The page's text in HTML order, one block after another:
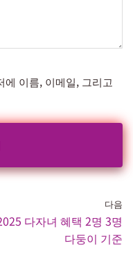
에 이름, 이메일, 그리고
다음
다자녀 혜택 2명 3명
다둥이 기준